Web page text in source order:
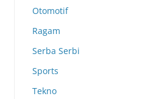
Otomotif
Ragam
Serba Serbi
Sports
Tekno